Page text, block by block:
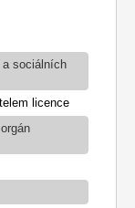
a sociálních
licence